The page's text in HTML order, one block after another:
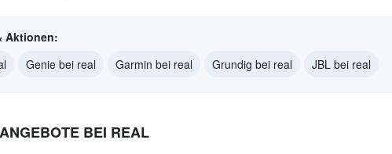
Aktionen:
Genie bei real Garmin bei real Grundig bei real JBL bei real
BEI REAL